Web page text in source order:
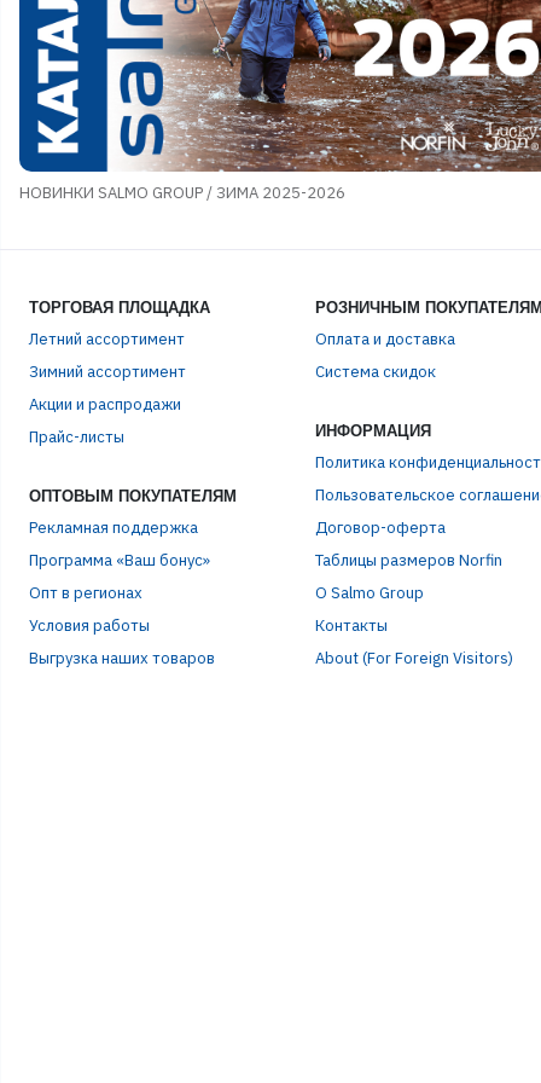
НОВИНКИ SALMO GROUP / ЗИМА 2025-2026
ТОРГОВАЯ ПЛОЩАДКА
Летний ассортимент
Зимний ассортимент
Акции и распродажи
Прайс-листы
ОПТОВЫМ ПОКУПАТЕЛЯМ
Рекламная поддержка
Программа «Ваш бонус»
Опт в регионах
Условия работы
Выгрузка наших товаров
РОЗНИЧНЫМ
Оплата и доставка
Система скидок
ИНФОРМАЦИЯ
Политика
Пользовательское
Договор-оферта
Таблицы размеров Norfin
О Salmo Group
Контакты
About (For Foreign Visitors)